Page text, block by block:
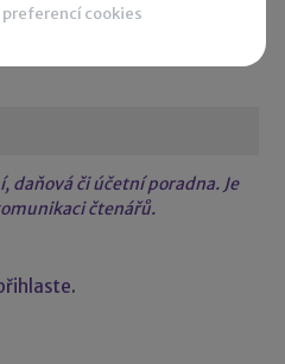
daňová či účetní poradna. Je
čtenářů.
.
cookies